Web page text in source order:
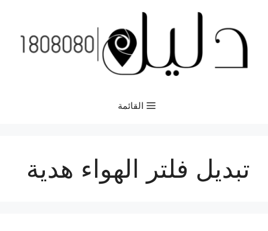
المحتوى
القائمة
تبديل فلتر الهواء هدية